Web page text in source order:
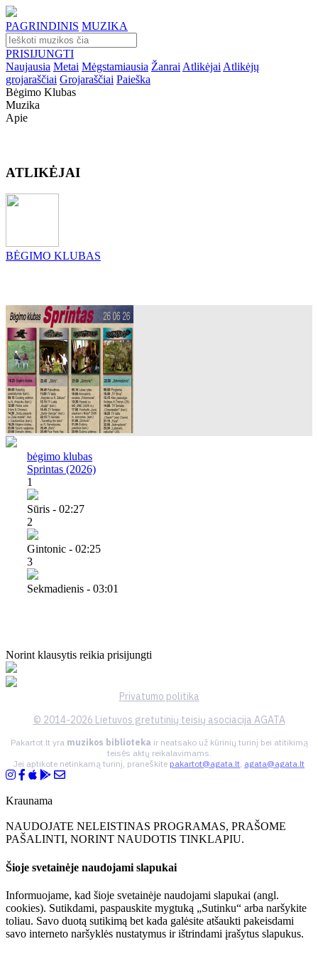
PAGRINDINIS MUZIKA
PRISIJUNGTI
Naujausia Metai Mėgstamiausia Žanrai Atlikėjai Atlikėjų
grojaraščiai Grojaraščiai Paieška
Bėgimo Klubas
Muzika
Apie
ATLIKĖJAI
BĖGIMO KLUBAS
bėgimo klubas
Sprintas (2026)
1
Sūris - 02:27
2
Gintonic - 02:25
3
Sekmadienis - 03:01
Norint klausytis reikia prisijungti
Privatumo politika
© 2014-2026 Lietuvos gretutinių teisių asociacija AGATA
Pakartot.lt yra muzikos biblioteka ir neatsako už kūrinių turinį bei atitikimą
teisės aktų reikalavimams.
Jei aptikote netinkamą turinį, praneškite pakartot@agata.lt, agata@agata.lt
Kraunama
NAUDOJATE NELEISTINAS PROGRAMAS, PRAŠOME
PAŠALINTI, NORINT NAUDOTIS TINKLAPIU.
Šioje svetainėje naudojami slapukai
Informuojame, kad šioje svetainėje naudojami slapukai (angl.
cookies). Sutikdami, paspauskite mygtuką „Sutinku“ arba naršykite
toliau. Savo duotą sutikimą bet kada galėsite atšaukti pakeisdami
savo interneto naršyklės nustatymus ir ištrindami įrašytus slapukus.